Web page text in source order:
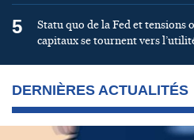
5
Statu quo de la Fed et tensions
capitaux se tournent vers
DERNIÈRES ACTUALITÉS